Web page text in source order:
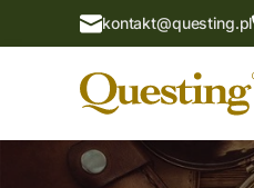
kontakt@questing.pl